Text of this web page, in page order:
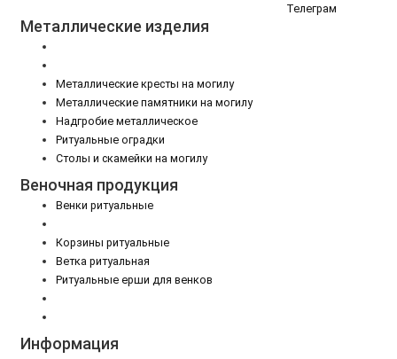
Телеграм
Металлические изделия
Металлические кресты на могилу
Металлические памятники на могилу
Надгробие металлическое
Ритуальные оградки
Столы и скамейки на могилу
Веночная продукция
Венки ритуальные
Корзины ритуальные
Ветка ритуальная
Ритуальные ерши для венков
Информация